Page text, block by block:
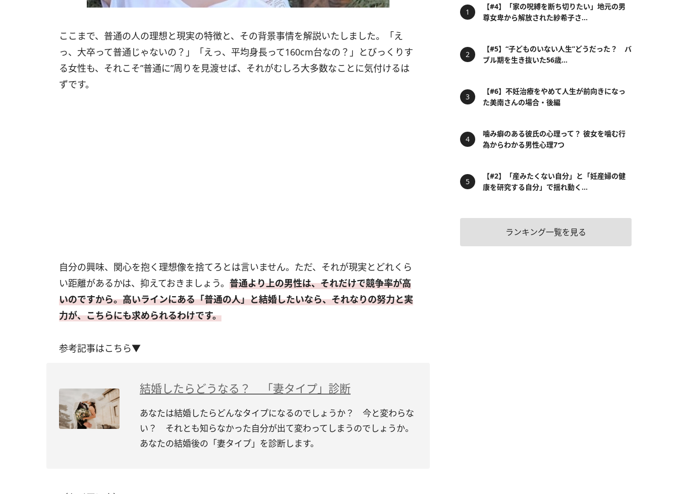
ここまで、普通の人の理想と現実の特徴と、その背景事情を解説いたしました。「え
っ、大卒って普通じゃないの？」「えっ、平均身長って160cm台なの？」とびっくりす
る女性も、それこそ”普通に”周りを見渡せば、それがむしろ大多数なことに気付けるは
ずです。
自分の興味、関心を抱く理想像を捨てろとは言いません。ただ、それが現実とどれくら
い距離があるかは、抑えておきましょう。 普通より上の男性は、それだけで競争率が高
いのですから。高いラインにある「普通の人」と結婚したいなら、それなりの努力と実
力が、こちらにも求められるわけです。
参考記事はこちら▼
結婚したらどうなる？ 「妻タイプ」診断
あなたは結婚したらどんなタイプになるのでしょうか？ 今と変わらな
い？ それとも知らなかった自分が出て変わってしまうのでしょうか。
あなたの結婚後の「妻タイプ」を診断します。
【#4】「家の呪縛を断ち切りたい」地元の男
尊女卑から解放された紗希子さ...
【#5】“子どものいない人生”どうだった？ バ
ブル期を生き抜いた56歳...
【#6】不妊治療をやめて人生が前向きになっ
た美南さんの場合・後編
噛み癖のある彼氏の心理って？ 彼女を噛む行
為からわかる男性心理7つ
【#2】「産みたくない自分」と「妊産婦の健
康を研究する自分」で揺れ動く...
ランキング一覧を見る